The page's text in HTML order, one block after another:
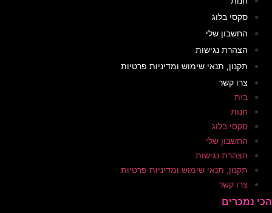
שלי
נגישות
תנאי שימוש ומדיניות פרטיות
שלי
נגישות
תנאי שימוש ומדיניות פרטיות